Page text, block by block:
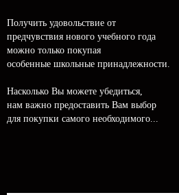
Получить удовольствие от
предчувствия нового учебного года
можно только покупая
особенные школьные принадлежности.
Насколько Вы можете убедиться,
нам важно предоставить Вам выбор
для покупки самого необходимого...